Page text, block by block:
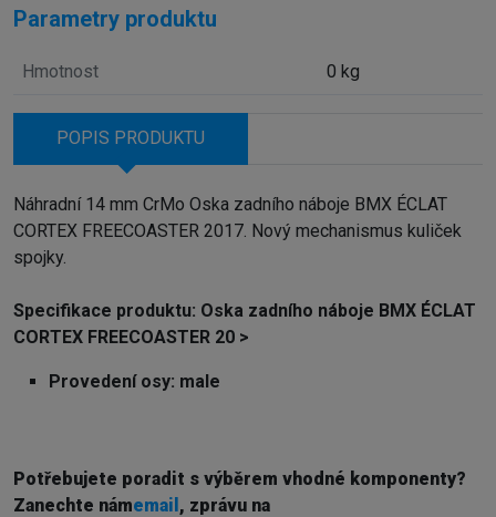
Parametry produktu
Hmotnost 0 kg
POPIS PRODUKTU
Náhradní 14 mm CrMo Oska zadního náboje BMX ÉCLAT
CORTEX FREECOASTER 2017. Nový mechanismus kuliček
spojky.
Specifikace produktu: Oska zadního náboje BMX ÉCLAT
CORTEX FREECOASTER 20 >
Provedení osy: male
Potřebujete poradit s výběrem vhodné komponenty?
Zanechte námemail , zprávu na